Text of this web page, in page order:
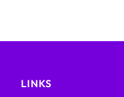
LINKS